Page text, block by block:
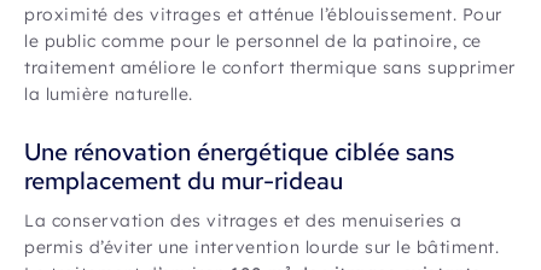
proximité des vitrages et atténue l’éblouissement. Pour
le public comme pour le personnel de la patinoire, ce
traitement améliore le confort thermique sans supprimer
la lumière naturelle.
Une rénovation énergétique ciblée sans
remplacement du mur-rideau
La conservation des vitrages et des menuiseries a
permis d’éviter une intervention lourde sur le bâtiment.